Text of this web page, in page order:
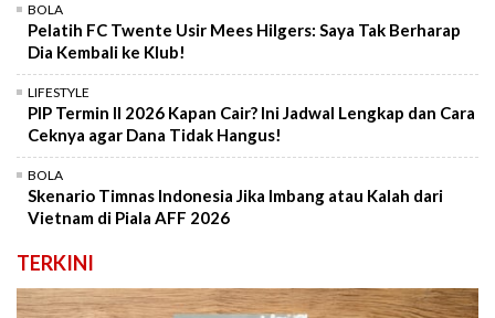
BOLA
Pelatih FC Twente Usir Mees Hilgers: Saya Tak Berharap
Dia Kembali ke Klub!
LIFESTYLE
PIP Termin II 2026 Kapan Cair? Ini Jadwal Lengkap dan Cara
Ceknya agar Dana Tidak Hangus!
BOLA
Skenario Timnas Indonesia Jika Imbang atau Kalah dari
Vietnam di Piala AFF 2026
TERKINI